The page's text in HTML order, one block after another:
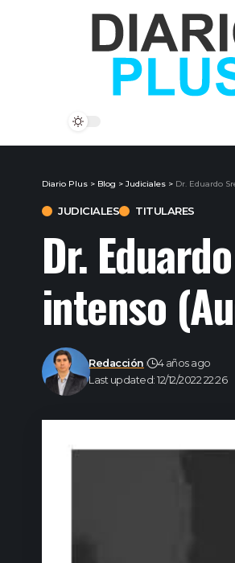
Diario Plus > Blog > Judiciales > Dr. Eduardo
JUDICIALES TITULARES
Dr.
intenso
Last updated: 12/12/2022 22:26
Redacción 4 años ago